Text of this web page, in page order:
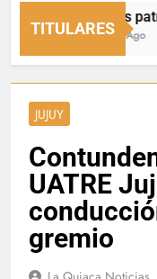
TITULARES
Fiestas
7 Horas Ago
JUJUY
UATRE
gremio